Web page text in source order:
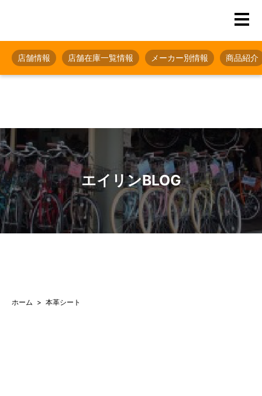
店舗情報 店舗在庫一覧情報 メーカー別情報 商品紹介
エイリンBLOG
ホーム 本革シート